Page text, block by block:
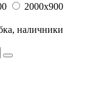
2000x900
наличники